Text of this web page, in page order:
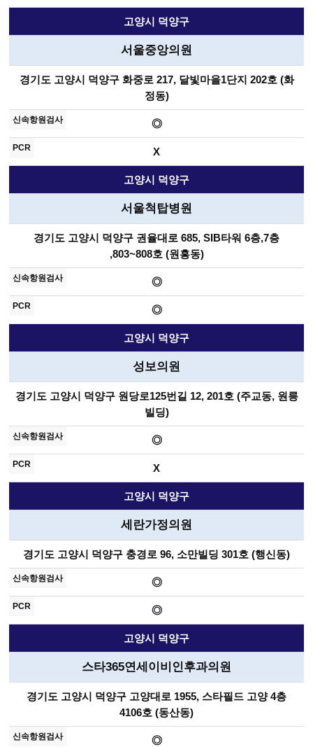
고양시 덕양구
서울중앙의원
경기도 고양시 덕양구 화중로 217, 달빛마을1단지 202호 (화
정동)
◎
X
고양시 덕양구
서울척탑병원
경기도 고양시 덕양구 권율대로 685, SIB타워 6층,7층
,803~808호 (원흥동)
◎
◎
고양시 덕양구
성보의원
경기도 고양시 덕양구 원당로125번길 12, 201호 (주교동, 원릉
빌딩)
◎
X
고양시 덕양구
세란가정의원
경기도 고양시 덕양구 충경로 96, 소만빌딩 301호 (행신동)
◎
◎
고양시 덕양구
스타365연세이비인후과의원
경기도 고양시 덕양구 고양대로 1955, 스타필드 고양 4층
4106호 (동산동)
◎